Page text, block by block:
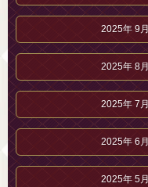
2025年 9月
2025年 8月
2025年 7月
2025年 6月
2025年 5月